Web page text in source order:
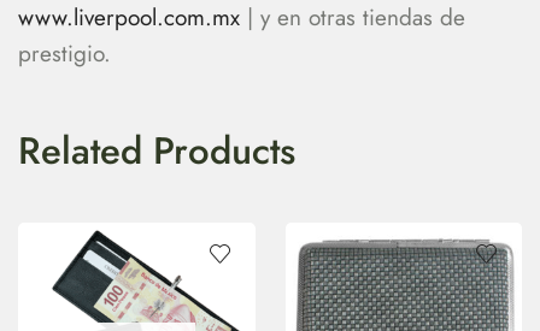
www.liverpool.com.mx | y en otras tiendas de
prestigio.
Related Products